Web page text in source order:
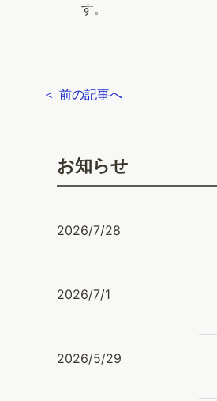
す。
＜ 前の記事へ
お知らせ
2026/7/28
2026/7/1
2026/5/29